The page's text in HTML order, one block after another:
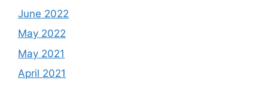
June 2022
May 2022
May 2021
April 2021